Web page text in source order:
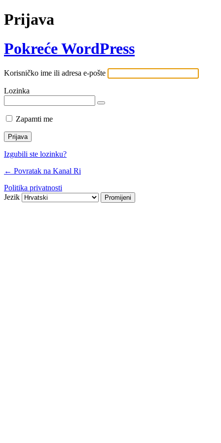
Prijava
Pokreće WordPress
Korisničko ime ili adresa e-pošte
Lozinka
Zapamti me
Izgubili ste lozinku?
← Povratak na Kanal Ri
Politika privatnosti
Jezik